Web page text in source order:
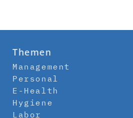
Themen
Management
Personal
E-Health
Hygiene
Labor